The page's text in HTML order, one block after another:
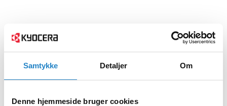
Samtykke Detaljer Om
Denne hjemmeside bruger cookies